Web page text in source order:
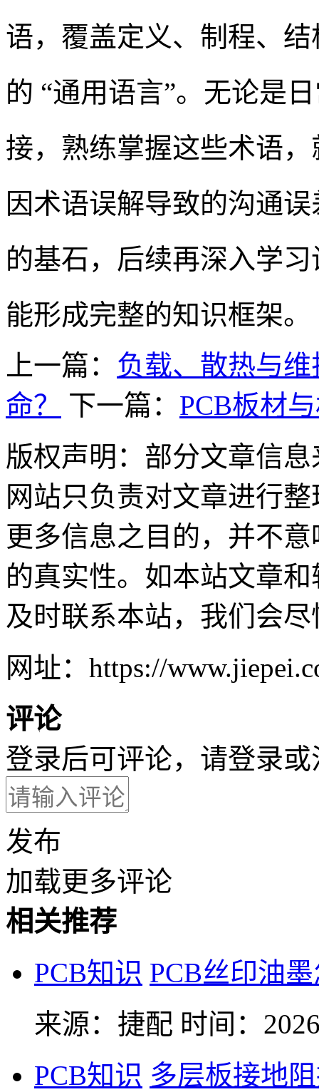
语，覆盖定义、制程、
的 “通用语言”。无论是
接，熟练掌握这些术语
因术语误解导致的沟通
的基石，后续再深入学
能形成完整的知识框架。
上一篇： 负载、散热与
命？
下一篇： PCB板材
版权声明：部分文章信
网站只负责对文章进行
更多信息之目的，并不
的真实性。如本站文章
及时联系本站，我们会
网址：https://
评论
登录后可评论，请登录或
发布
加载更多评论
相关推荐
PCB知识 PCB丝印油
来源：捷配 时间：
PCB知识 多层板接地